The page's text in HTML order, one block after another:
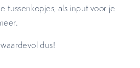
tussenkopjes, als input voor je
dus!